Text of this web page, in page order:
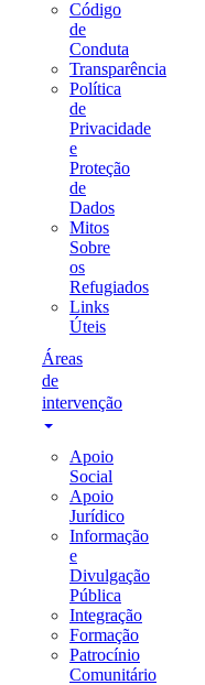
Código
de
Conduta
Transparência
Política
de
Privacidade
e
Proteção
de
Dados
Mitos
Sobre
os
Refugiados
Links
Úteis
Áreas
de
intervenção
Apoio
Social
Apoio
Jurídico
Informação
e
Divulgação
Pública
Integração
Formação
Patrocínio
Comunitário